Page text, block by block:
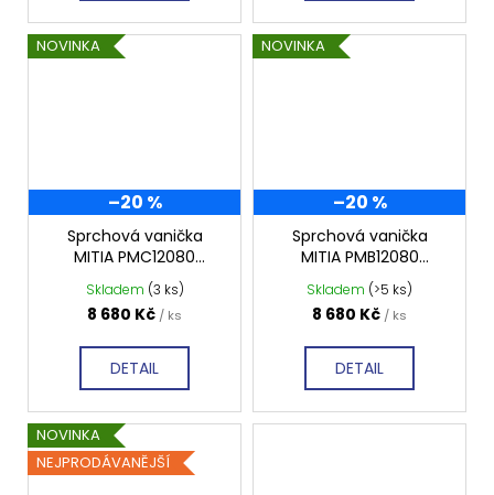
NOVINKA
–20 %
Sprchová vanička
MITIA PMC12080
1200x800 mm, černá
profilovaná
Skladem (3 ks)
8 680 Kč / ks
DETAIL
NOVINKA
–20 %
Sprchová vanička
MITIA PMB12080
1200x800 mm, bílá
profilovaná
Skladem (>5 ks)
8 680 Kč / ks
DETAIL
NOVINKA
NEJPRODÁVANĚJŠÍ